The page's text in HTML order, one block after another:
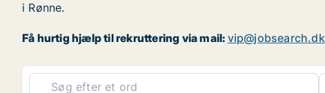
i Rønne.
Få hurtig hjælp til rekruttering via mail: vip@jobsearch.dk